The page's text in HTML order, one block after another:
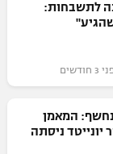
לתשבחות:
המאמן
ניסתה